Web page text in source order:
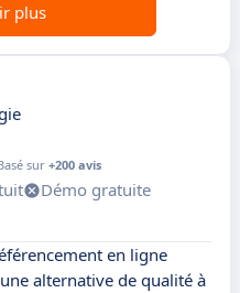
plus
sur +200 avis
Démo gratuite
en ligne
alternative de qualité à